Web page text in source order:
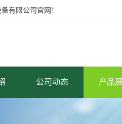
有限公司官网！
公司动态 产品